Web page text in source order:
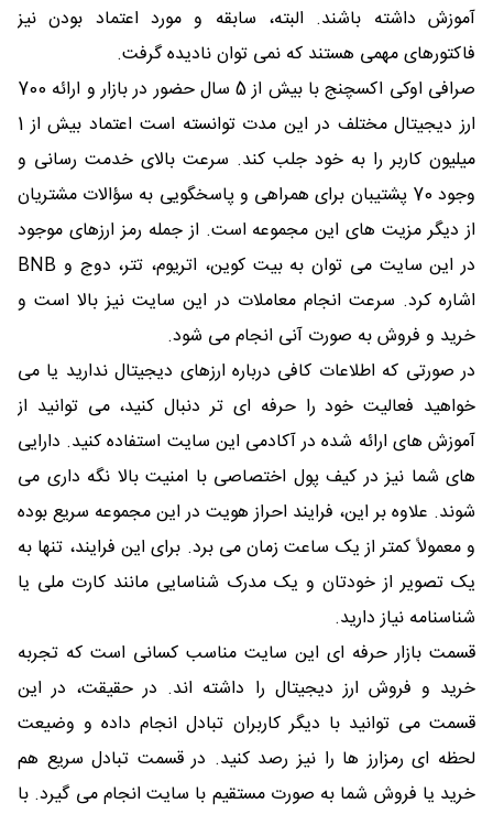
آموزش داشته باشند. البته، سابقه و مورد اعتماد بودن نیز
فاکتورهای مهمی هستند که نمی توان نادیده گرفت.
صرافی اوکی اکسچنج با بیش از 5 سال حضور در بازار و ارائه 700
ارز دیجیتال مختلف در این مدت توانسته است اعتماد بیش از 1
میلیون کاربر را به خود جلب کند. سرعت بالای خدمت رسانی و
وجود 70 پشتیبان برای همراهی و پاسخگویی به سؤالات مشتریان
از دیگر مزیت های این مجموعه است. از جمله رمز ارزهای موجود
در این سایت می توان به بیت کوین، اتریوم، تتر، دوج و BNB
اشاره کرد. سرعت انجام معاملات در این سایت نیز بالا است و
خرید و فروش به صورت آنی انجام می شود.
در صورتی که اطلاعات کافی درباره ارزهای دیجیتال ندارید یا می
خواهید فعالیت خود را حرفه ای تر دنبال کنید، می توانید از
آموزش های ارائه شده در آکادمی این سایت استفاده کنید. دارایی
های شما نیز در کیف پول اختصاصی با امنیت بالا نگه داری می
شوند. علاوه بر این، فرایند احراز هویت در این مجموعه سریع بوده
و معمولاً کمتر از یک ساعت زمان می برد. برای این فرایند، تنها به
یک تصویر از خودتان و یک مدرک شناسایی مانند کارت ملی یا
شناسنامه نیاز دارید.
قسمت بازار حرفه ای این سایت مناسب کسانی است که تجربه
خرید و فروش ارز دیجیتال را داشته اند. در حقیقت، در این
قسمت می توانید با دیگر کاربران تبادل انجام داده و وضیعت
لحظه ای رمزارز ها را نیز رصد کنید. در قسمت تبادل سریع هم
خرید یا فروش شما به صورت مستقیم با سایت انجام می گیرد. با